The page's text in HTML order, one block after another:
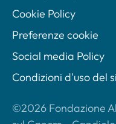
©2026 Fondazione
Cookie Policy
Preferenze cookie
Social media Policy
Condizioni d'uso del